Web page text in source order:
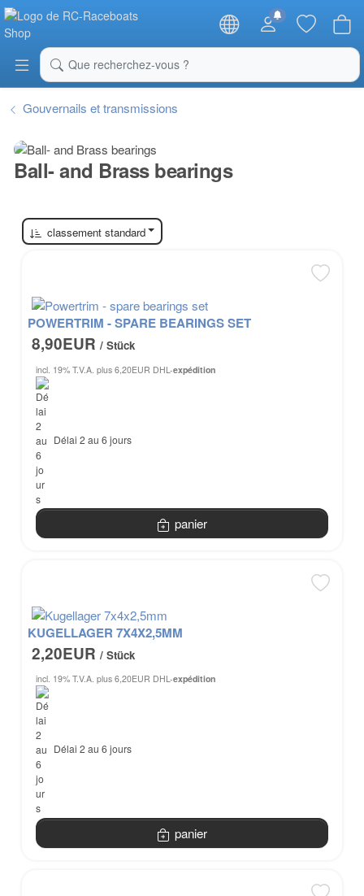
RC-Raceboats Shop
Que recherchez-vous ?
Gouvernails et transmissions
Ball- and Brass bearings
classement standard
POWERTRIM - SPARE BEARINGS SET
8,90EUR/ Stück
incl. 19% T.V.A. plus 6,20EUR DHL-expédition
Délai 2 au 6 jours
panier
KUGELLAGER 7X4X2,5MM
2,20EUR/ Stück
incl. 19% T.V.A. plus 6,20EUR DHL-expédition
Délai 2 au 6 jours
panier